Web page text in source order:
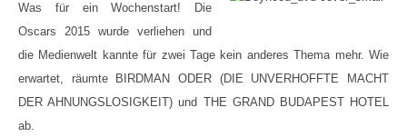
Was für ein Wochenstart! Die
Oscars 2015 wurde verliehen und
die Medienwelt kannte für zwei Tage kein anderes Thema mehr. Wie
erwartet, räumte BIRDMAN ODER (DIE UNVERHOFFTE MACHT
DER AHNUNGSLOSIGKEIT) und THE GRAND BUDAPEST HOTEL
ab.